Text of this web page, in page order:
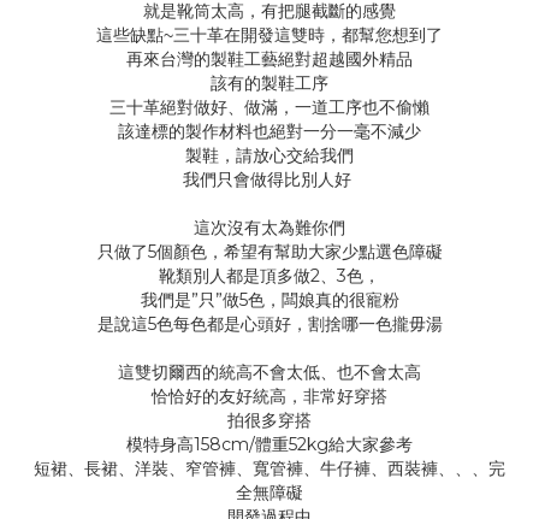
就是靴筒太高，有把腿截斷的感覺
這些缺點~三十革在開發這雙時，都幫您想到了
再來台灣的製鞋工藝絕對超越國外精品
該有的製鞋工序
三十革絕對做好、做滿，一道工序也不偷懶
該達標的製作材料也絕對一分一毫不減少
製鞋，請放心交給我們
我們只會做得比別人好
這次沒有太為難你們
只做了5個顏色，希望有幫助大家少點選色障礙
靴類別人都是頂多做2 3色，
我們是”只 ”做5色，闆娘真的很寵粉
是說這5色每色都是心頭好，割捨哪一色攏毋湯
這雙切爾西的統高不會太低、也不會太高
恰恰好的友好統高，非常好穿搭
拍很多穿搭
模特身高158cm/體重52kg給大家參考
短裙、長裙、洋裝、窄管褲、寬管褲、牛仔褲、西裝褲、、、完
全無障礙